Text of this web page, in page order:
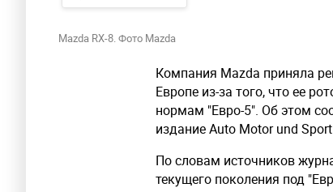
Mazda RX-8. Фото Mazda
Компания Mazda приняла
Европе из-за того, что ее
нормам "Евро-5". Об этом
издание Auto Motor und
По словам источников
текущего поколения под